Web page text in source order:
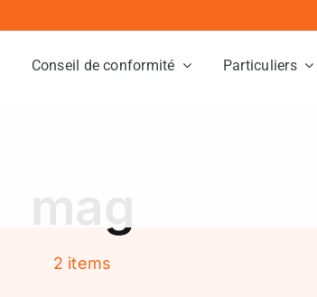
Conseil de conformité Particuliers
2 items